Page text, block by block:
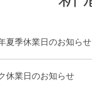
夏季休業日のお知らせ
休業日のお知らせ